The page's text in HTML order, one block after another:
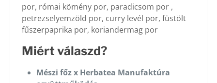
por, római kömény por, paradicsom por ,
petrezselyemzöld por, curry levél por, füstölt
fűszerpaprika por, koriandermag por
Miért válaszd?
Mészi főz x Herbatea Manufaktúra